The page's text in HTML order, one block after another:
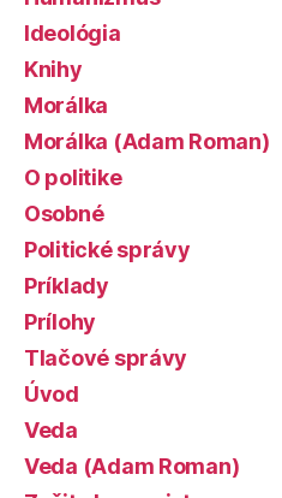
Ideológia
Knihy
Morálka
Morálka (Adam Roman)
O politike
Osobné
Politické správy
Príklady
Prílohy
Tlačové správy
Úvod
Veda
Veda (Adam Roman)